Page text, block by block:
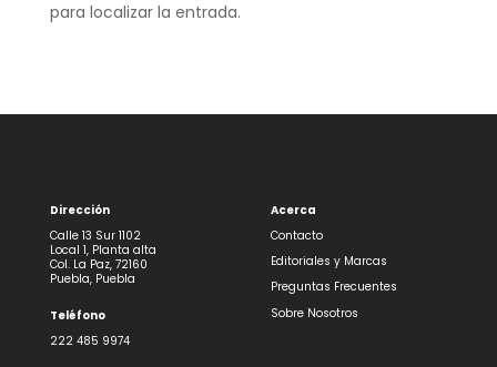
para localizar la entrada.
Dirección
Calle 13 Sur 1102
Local 1, Planta alta
Col. La Paz, 72160
Puebla, Puebla
Teléfono
222 485 9974
Acerca
Contacto
Editoriales y Marcas
Preguntas Frecuentes
Sobre Nosotros